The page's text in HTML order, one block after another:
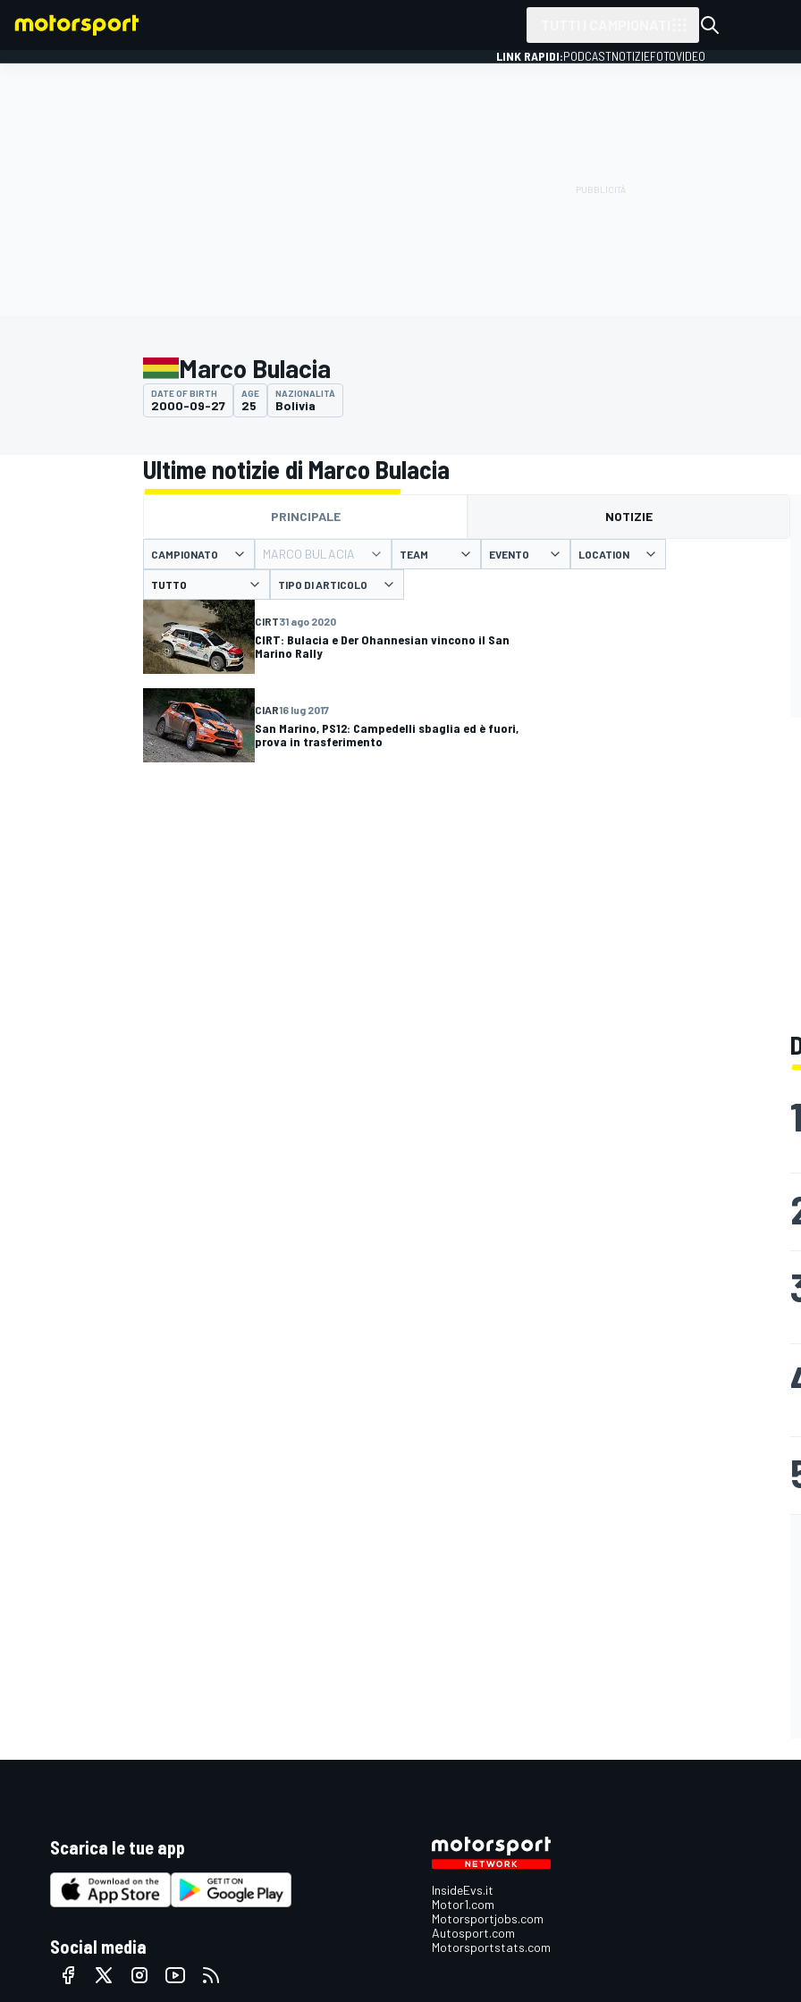
MOTOGP
WRC
LINK RAPIDI:PODCASTNOTIZIEFOTOVIDEO
Marco Bulacia
DATE OF BIRTH
2000-09-27
AGE
25
NAZIONALITÀ
Bolivia
Ultime notizie di Marco Bulacia
PRINCIPALE NOTIZIE
CAMPIONATO MARCO BULACIA TEAM EVENTO LOCATION
TIPO DI ARTICOLO
CIRT31 ago 2020
CIRT: Bulacia e Der Ohannesian vincono il San
Marino Rally
CIAR16 lug 2017
San Marino, PS12: Campedelli sbaglia ed è fuori,
prova in trasferimento
1
Scarica le tue app
Social media
InsideEvs.it
Motor1.com
Motorsportjobs.com
Autosport.com
Motorsportstats.com